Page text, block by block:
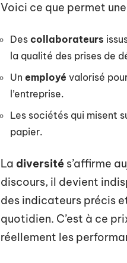
Voici ce que permet
Des collaborateurs
la qualité des prises de
Un employé valorisé
l’entreprise.
Les sociétés qui misent
papier.
La diversité s’affirme
discours, il devient
des indicateurs précis
quotidien. C’est à ce
réellement les